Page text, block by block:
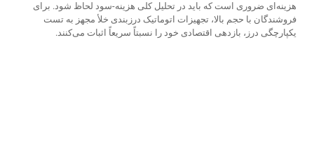
هزینه‌ای ضروری است که باید در تحلیل کلی هزینه-سود لحاظ شود. برای
فروشندگان با حجم بالا، تجهیزات اتوماتیک درزبندی خلأ مجهز به تست
یکپارچگی درز، بازدهی اقتصادی خود را نسبتاً سریعاً اثبات می‌کنند.